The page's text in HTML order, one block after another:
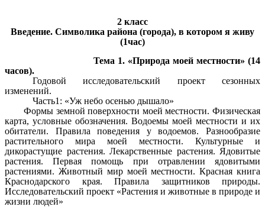
2 класс
Введение. Символика района (города), в котором я живу
(1час)
Тема 1. «Природа моей местности» (14
часов).
Годовой исследовательский проект сезонных
изменений.
Часть1: «Уж небо осенью дышало»
Формы земной поверхности моей местности. Физическая
карта, условные обозначения. Водоемы моей местности и их
обитатели. Правила поведения у водоемов. Разнообразие
растительного мира моей местности. Культурные и
дикорастущие растения. Лекарственные растения. Ядовитые
растения. Первая помощь при отравлении ядовитыми
растениями. Животный мир моей местности. Красная книга
Краснодарского края. Правила защитников природы.
Исследовательский проект «Растения и животные в природе и
жизни людей»